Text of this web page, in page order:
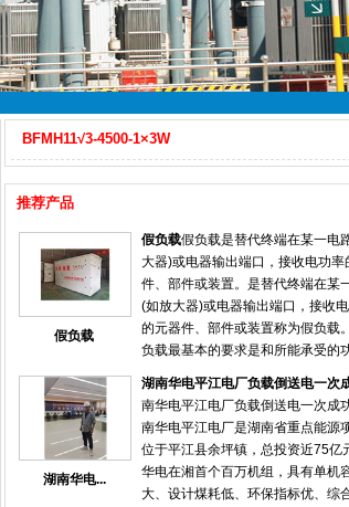
BFMH11√3-4500-1×3W
推荐产品
假负载
假负载假负载是替代终端在某一电
大器)或电器输出端口，接收电功率
件、部件或装置。是替代终端在某
(如放大器)或电器输出端口，接收
的元器件、部件或装置称为假负载
负载最基本的要求是和所能承受的
抗匹配。通常在调试或检测机器性
时使用的非正式的负载。假负载可
电阻负载，电感负载，容性负载等
发射电路的假负载主要是频率允许
要匹配，并能承受发射的功率
湖南华电...
湖南华电平江电厂负载倒送电一次
南华电平江电厂负载倒送电一次成
南华电平江电厂是湖南省重点能源
位于平江县余坪镇，总投资近75亿
华电在湘首个百万机组，具有单机
大、设计煤耗低、环保指标优、综